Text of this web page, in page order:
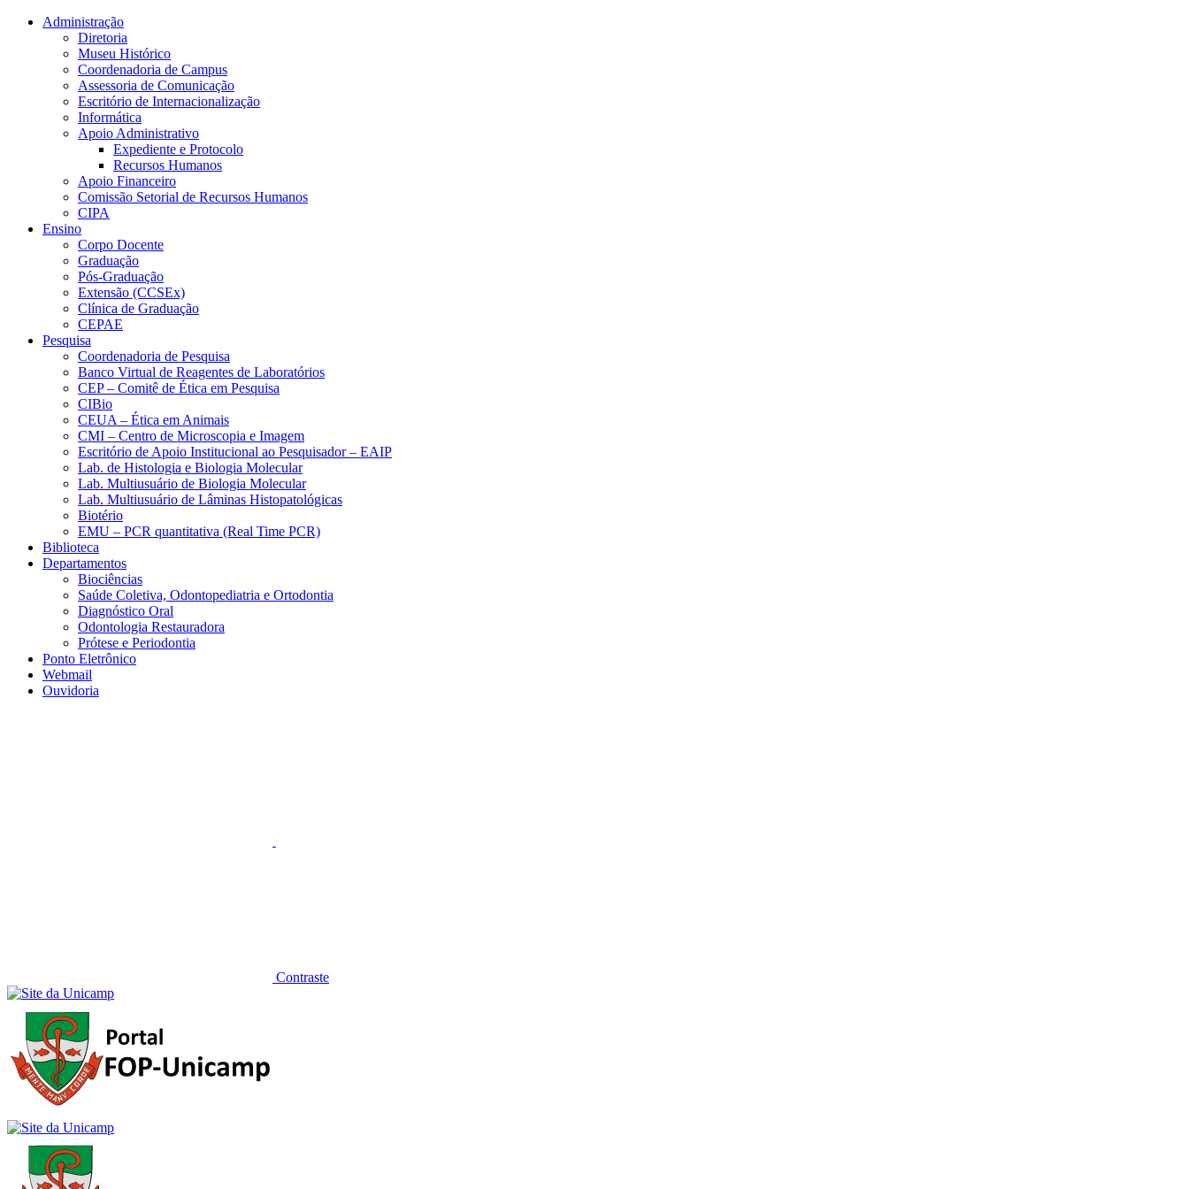
Conteúdo principal Menu principal
Administração
Diretoria
Museu Histórico
Coordenadoria de Campus
Assessoria de Comunicação
Escritório de Internacionalização
Informática
Apoio Administrativo
Expediente e Protocolo
Recursos Humanos
Apoio Financeiro
Comissão Setorial de Recursos Humanos
CIPA
Ensino
Corpo Docente
Graduação
Pós-Graduação
Extensão (CCSEx)
Clínica de Graduação
CEPAE
Pesquisa
Coordenadoria de Pesquisa
Banco Virtual de Reagentes de Laboratórios
CEP – Comitê de Ética em Pesquisa
CIBio
CEUA – Ética em Animais
CMI – Centro de Microscopia e Imagem
Escritório de Apoio Institucional ao Pesquisador – EAIP
Lab. de Histologia e Biologia Molecular
Lab. Multiusuário de Biologia Molecular
Lab. Multiusuário de Lâminas Histopatológicas
Biotério
EMU – PCR quantitativa (Real Time PCR)
Biblioteca
Departamentos
Biociências
Saúde Coletiva, Odontopediatria e Ortodontia
Diagnóstico Oral
Odontologia Restauradora
Prótese e Periodontia
Ponto Eletrônico
Webmail
Ouvidoria
Contraste